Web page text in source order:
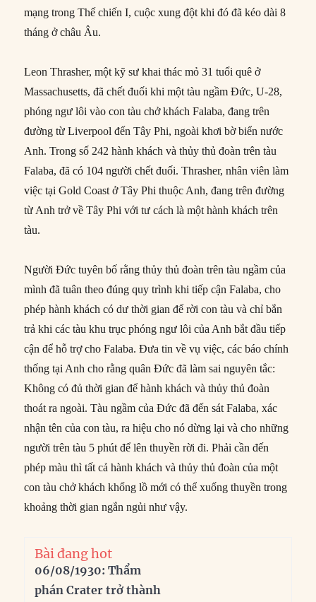
mạng trong Thế chiến I, cuộc xung đột khi đó đã kéo dài 8
tháng ở châu Âu.
Leon Thrasher, một kỹ sư khai thác mỏ 31 tuổi quê ở
Massachusetts, đã chết đuối khi một tàu ngầm Đức, U-28,
phóng ngư lôi vào con tàu chở khách Falaba, đang trên
đường từ Liverpool đến Tây Phi, ngoài khơi bờ biển nước
Anh. Trong số 242 hành khách và thủy thủ đoàn trên tàu
Falaba, đã có 104 người chết đuối. Thrasher, nhân viên làm
việc tại Gold Coast ở Tây Phi thuộc Anh, đang trên đường
từ Anh trở về Tây Phi với tư cách là một hành khách trên
tàu.
Người Đức tuyên bố rằng thủy thủ đoàn trên tàu ngầm của
mình đã tuân theo đúng quy trình khi tiếp cận Falaba, cho
phép hành khách có dư thời gian để rời con tàu và chỉ bắn
trả khi các tàu khu trục phóng ngư lôi của Anh bắt đầu tiếp
cận để hỗ trợ cho Falaba. Đưa tin về vụ việc, các báo chính
thống tại Anh cho rằng quân Đức đã làm sai nguyên tắc:
Không có đủ thời gian để hành khách và thủy thủ đoàn
thoát ra ngoài. Tàu ngầm của Đức đã đến sát Falaba, xác
nhận tên của con tàu, ra hiệu cho nó dừng lại và cho những
người trên tàu 5 phút để lên thuyền rời đi. Phải cần đến
phép màu thì tất cả hành khách và thủy thủ đoàn của một
con tàu chở khách khổng lồ mới có thể xuống thuyền trong
khoảng thời gian ngắn ngủi như vậy.
Bài đang hot
06/08/1930: Thẩm
phán Crater trở thành